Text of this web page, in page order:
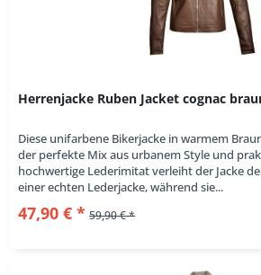
Herrenjacke Ruben Jacket cognac
Diese unifarbene Bikerjacke in warmem
der perfekte Mix aus urbanem Style und
hochwertige Lederimitat verleiht der Jacke
einer echten Lederjacke, während sie...
47,90 € * 59,90 € *